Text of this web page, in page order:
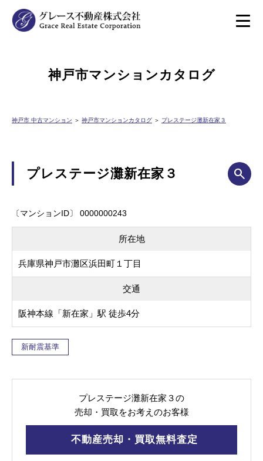
神戸市マンションカタログ
神戸市 中古マンション ＞ 神戸市マンションカタログ ＞ プレステージ灘新在家３
プレステージ灘新在家３
〔マンションID〕 0000000243
所在地
兵庫県神戸市灘区浜田町１丁目
交通
阪神本線「新在家」駅 徒歩4分
新耐震基準
プレステージ灘新在家３の
売却・買取をお考えのお客様
不動産売却・買取無料査定